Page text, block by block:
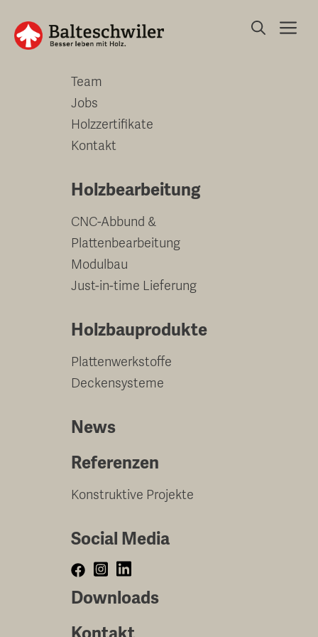
zum
Inhalt
Unternehmen
Team
Jobs
Holzzertifikate
Kontakt
Holzbearbeitung
CNC-Abbund &
Plattenbearbeitung
Modulbau
Just-in-time Lieferung
Holzbauprodukte
Plattenwerkstoffe
Deckensysteme
News
Referenzen
Konstruktive Projekte
Social Media
Downloads